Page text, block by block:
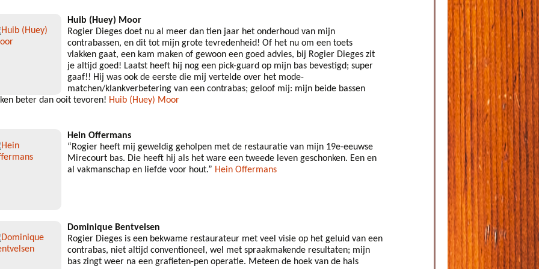
Huib (Huey) Moor
Rogier Dieges doet nu al meer dan tien jaar het onderhoud van mijn
contrabassen, en dit tot mijn grote tevredenheid! Of het nu om een toets
vlakken gaat, een kam maken of gewoon een goed advies, bij Rogier Dieges zit
je altijd goed! Laatst heeft hij nog een pick-guard op mijn bas bevestigd; super
gaaf!! Hij was ook de eerste die mij vertelde over het mode-
matchen/klankverbetering van een contrabas; geloof mij: mijn beide bassen
beter dan ooit tevoren! Huib (Huey) Moor
Hein Offermans
“Rogier heeft mij geweldig geholpen met de restauratie van mijn 19e-eeuwse
Mirecourt bas. Die heeft hij als het ware een tweede leven geschonken. Een en
al vakmanschap en liefde voor hout.” Hein Offermans
Dominique Bentvelsen
Rogier Dieges is een bekwame restaurateur met veel visie op het geluid van een
contrabas, niet altijd conventioneel, wel met spraakmakende resultaten; mijn
bas zingt weer na een grafieten-pen operatie. Meteen de hoek van de hals